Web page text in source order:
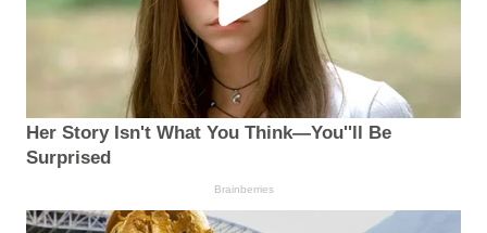
Her Story Isn't What You Think—You''ll Be
Surprised
Brainberries